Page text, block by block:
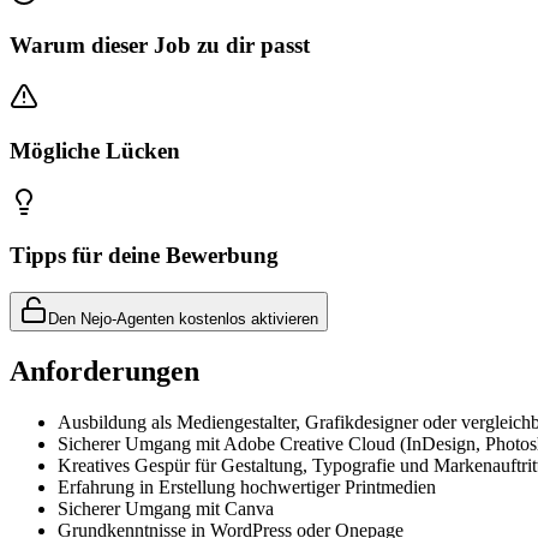
Warum dieser Job zu dir passt
Mögliche Lücken
Tipps für deine Bewerbung
Den Nejo-Agenten kostenlos aktivieren
Anforderungen
Ausbildung als Mediengestalter, Grafikdesigner oder
Sicherer Umgang mit Adobe Creative Cloud (InDesign,
Kreatives Gespür für Gestaltung, Typografie und
Erfahrung in Erstellung hochwertiger Printmedien
Sicherer Umgang mit Canva
Grundkenntnisse in WordPress oder Onepage